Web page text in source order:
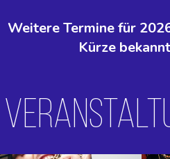
Weitere Termine für
Kürze